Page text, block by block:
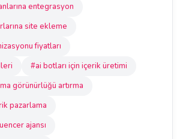
entegrasyon
site ekleme
fiyatları
#ai botları için içerik üretimi
görünürlüğü artırma
pazarlama
ajansı